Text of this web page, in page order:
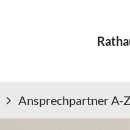
Ansprechpartner A-Z